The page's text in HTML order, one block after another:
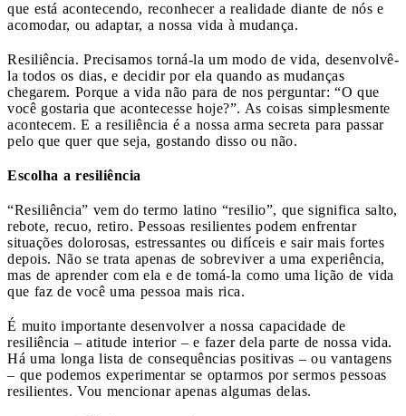
que está acontecendo, reconhecer a realidade diante de nós e
acomodar, ou adaptar, a nossa vida à mudança.
Resiliência. Precisamos torná-la um modo de vida, desenvolvê-
la todos os dias, e decidir por ela quando as mudanças
chegarem. Porque a vida não para de nos perguntar: “O que
você gostaria que acontecesse hoje?”. As coisas simplesmente
acontecem. E a resiliência é a nossa arma secreta para passar
pelo que quer que seja, gostando disso ou não.
Escolha a resiliência
“Resiliência” vem do termo latino “resilio”, que significa salto,
rebote, recuo, retiro. Pessoas resilientes podem enfrentar
situações dolorosas, estressantes ou difíceis e sair mais fortes
depois. Não se trata apenas de sobreviver a uma experiência,
mas de aprender com ela e de tomá-la como uma lição de vida
que faz de você uma pessoa mais rica.
É muito importante desenvolver a nossa capacidade de
resiliência – atitude interior – e fazer dela parte de nossa vida.
Há uma longa lista de consequências positivas – ou vantagens
– que podemos experimentar se optarmos por sermos pessoas
resilientes. Vou mencionar apenas algumas delas.